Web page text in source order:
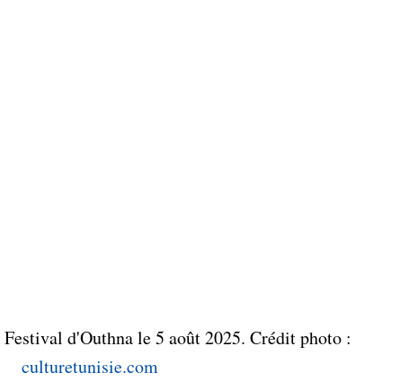
d'Outhna le 5 août 2025. Crédit photo :
culturetunisie.com